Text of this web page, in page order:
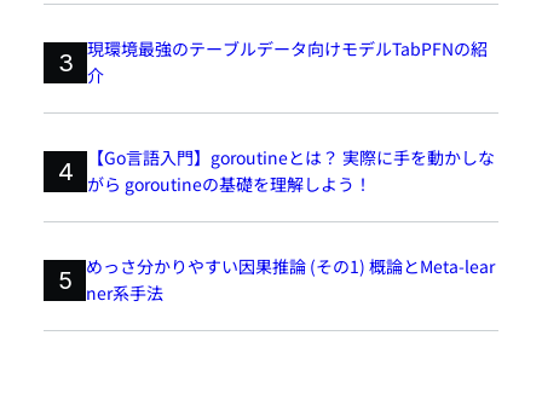
3 現環境最強のテーブルデータ向けモデルTabPFNの紹
介
4
【Go言語入門】goroutineとは？ 実際に手を動かしな
がら goroutineの基礎を理解しよう！
5
めっさ分かりやすい因果推論 (その1) 概論とMeta-lear
ner系手法